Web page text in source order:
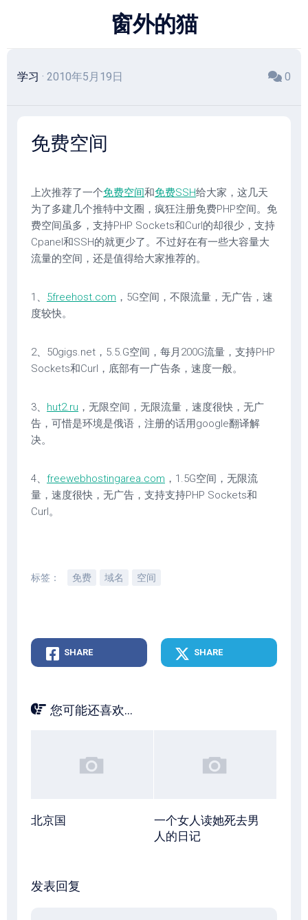
窗外的猫
学习 · 2010年5月19日 0
免费空间
上次推荐了一个免费空间和免费SSH给大家，这几天
为了多建几个推特中文圈，疯狂注册免费PHP空间。免
费空间虽多，支持PHP Sockets和Curl的却很少，支持
Cpanel和SSH的就更少了。不过好在有一些大容量大
流量的空间，还是值得给大家推荐的。
1、 5freehost.com ，5G空间，不限流量，无广告，速
度较快。
2、50gigs.net，5.5.G空间，每月200G流量，支持PHP
Sockets和Curl，底部有一广告条，速度一般。
3、 hut2.ru ，无限空间，无限流量，速度很快，无广
告，可惜是环境是俄语，注册的话用google翻译解
决。
4、 freewebhostingarea.com ，1.5G空间，无限流
量，速度很快，无广告，支持支持PHP Sockets和
Curl。
标签： 免费 域名 空间
SHARE SHARE
您可能还喜欢...
北京国
一个女人读她死去男
人的日记
发表回复